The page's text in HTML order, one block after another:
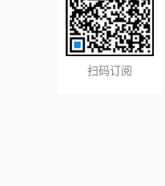
扫码订阅